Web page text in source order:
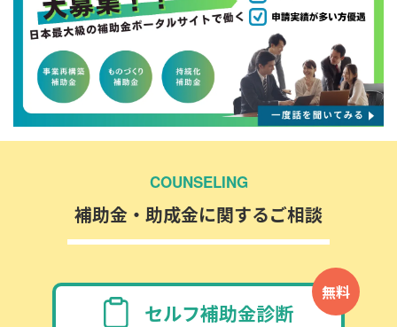
COUNSELING
補助金・助成金に関するご相談
無料
セルフ補助金診断